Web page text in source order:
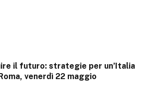
il futuro: strategie per un’Italia
venerdì 22 maggio